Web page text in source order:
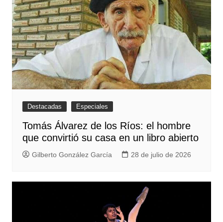
Destacadas Especiales
Tomás Álvarez de los Ríos: el hombre
que convirtió su casa en un libro abierto
Gilberto González García 28 de julio de 2026